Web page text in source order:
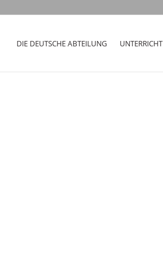
DIE DEUTSCHE ABTEILUNG UNTERRICHT